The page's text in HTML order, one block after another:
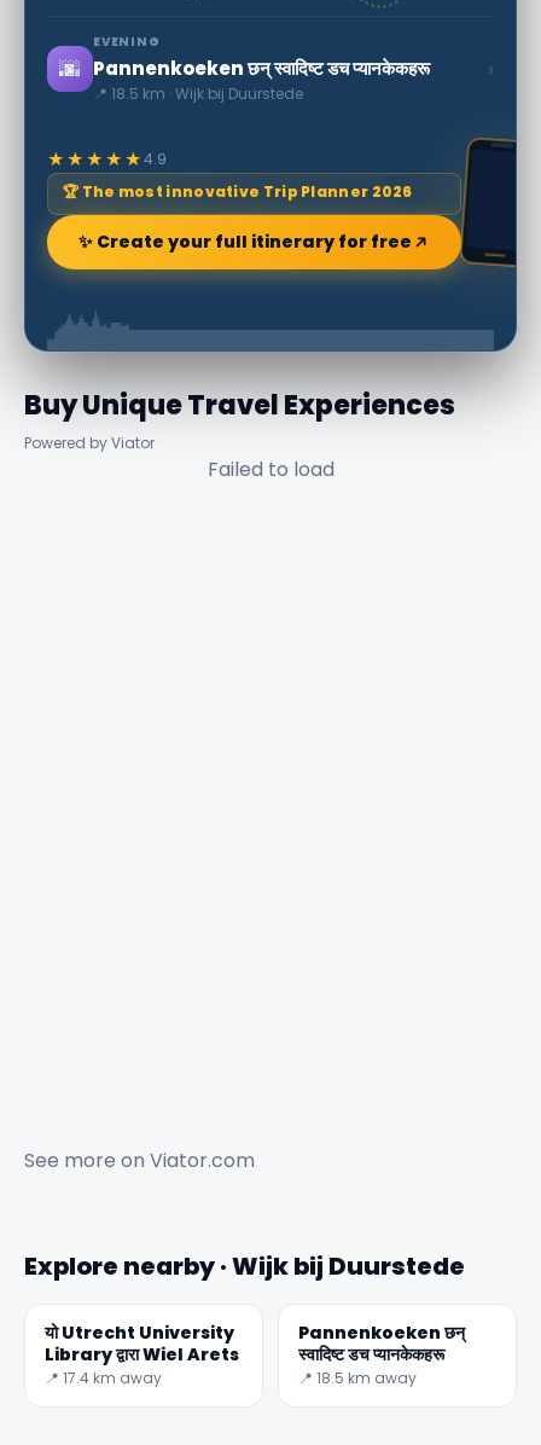
🌆
EVENING
Pannenkoeken छन् स्वादिष्ट डच प्यानकेकहरू
📍 18.5 km · Wijk bij Duurstede
›
★★★★★4.9
🏆 The most innovative Trip Planner 2026
✨ Create your full itinerary for free
Buy Unique Travel Experiences
Powered by Viator
Failed to load
See more on Viator.com
Explore nearby · Wijk bij Duurstede
यो Utrecht University
Library द्वारा Wiel Arets
📍 17.4 km away
Pannenkoeken छन्
स्वादिष्ट डच प्यानकेकहरू
📍 18.5 km away
🏆🏆 #1 Trip Planner 2026
Rated best travel app worldwide